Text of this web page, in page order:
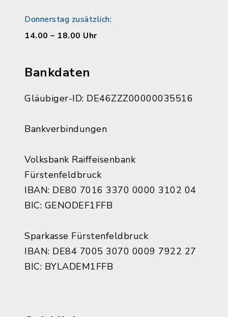
Donnerstag zusätzlich:
14.00 – 18.00 Uhr
Bankdaten
Gläubiger-ID: DE46ZZZ00000035516
Bankverbindungen
Volksbank Raiffeisenbank
Fürstenfeldbruck
IBAN: DE80 7016 3370 0000 3102 04
BIC: GENODEF1FFB
Sparkasse Fürstenfeldbruck
IBAN: DE84 7005 3070 0009 7922 27
BIC: BYLADEM1FFB